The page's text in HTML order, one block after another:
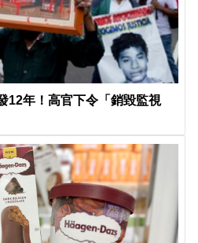
12年！高官下令「銷毀監視